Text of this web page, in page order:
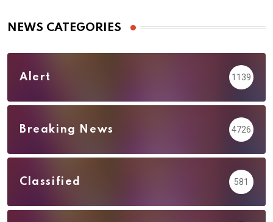
NEWS CATEGORIES
Alert 1139
Breaking News 4726
Classified 581